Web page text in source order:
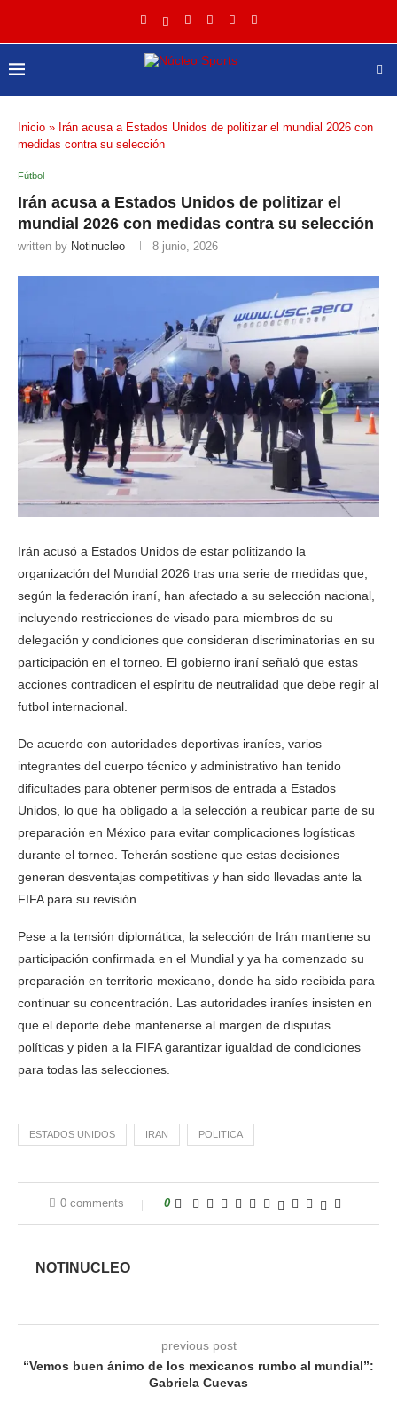
Inicio » Irán acusa a Estados Unidos de politizar el mundial 2026 con
medidas contra su selección
Fútbol
Irán acusa a Estados Unidos de politizar el
mundial 2026 con medidas contra su selección
written by Notinucleo 8 junio, 2026
Irán acusó a Estados Unidos de estar politizando la
organización del Mundial 2026 tras una serie de medidas que,
según la federación iraní, han afectado a su selección nacional,
incluyendo restricciones de visado para miembros de su
delegación y condiciones que consideran discriminatorias en su
participación en el torneo. El gobierno iraní señaló que estas
acciones contradicen el espíritu de neutralidad que debe regir al
futbol internacional.
De acuerdo con autoridades deportivas iraníes, varios
integrantes del cuerpo técnico y administrativo han tenido
dificultades para obtener permisos de entrada a Estados
Unidos, lo que ha obligado a la selección a reubicar parte de su
preparación en México para evitar complicaciones logísticas
durante el torneo. Teherán sostiene que estas decisiones
generan desventajas competitivas y han sido llevadas ante la
FIFA para su revisión.
Pese a la tensión diplomática, la selección de Irán mantiene su
participación confirmada en el Mundial y ya ha comenzado su
preparación en territorio mexicano, donde ha sido recibida para
continuar su concentración. Las autoridades iraníes insisten en
que el deporte debe mantenerse al margen de disputas
políticas y piden a la FIFA garantizar igualdad de condiciones
para todas las selecciones.
ESTADOS UNIDOS IRAN POLITICA
0 comments 0
NOTINUCLEO
previous post
“Vemos buen ánimo de los mexicanos rumbo al mundial”:
Gabriela Cuevas